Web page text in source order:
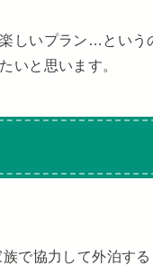
しいプラン…という
いと思います。
で協力して外泊する